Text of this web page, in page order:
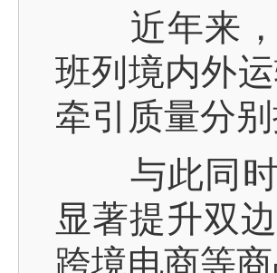
近年来，
班列境内外
牵引质量分
与此同时
显著提升双
跨境电商等